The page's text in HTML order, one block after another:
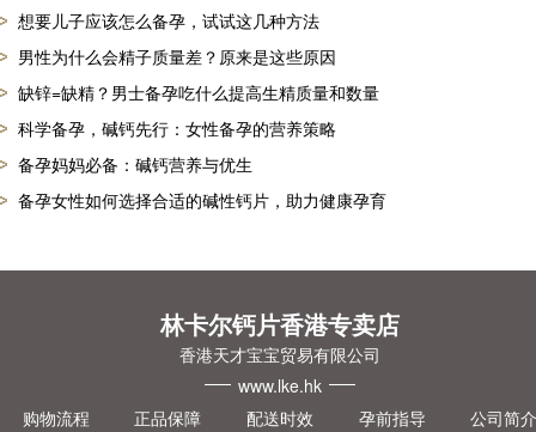
想要儿子应该怎么备孕，试试这几种方法
男性为什么会精子质量差？原来是这些原因
缺锌=缺精？男士备孕吃什么提高生精质量和数量
科学备孕，碱钙先行：女性备孕的营养策略
备孕妈妈必备：碱钙营养与优生
备孕女性如何选择合适的碱性钙片，助力健康孕育
林卡尔钙片香港专卖店
香港天才宝宝贸易有限公司
www.lke.hk
购物流程
正品保障
配送时效
孕前指导
公司简